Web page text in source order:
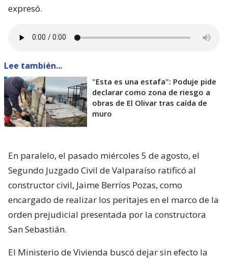
expresó.
Lee también...
"Esta es una estafa": Poduje pide
declarar como zona de riesgo a
obras de El Olivar tras caída de
muro
En paralelo, el pasado miércoles 5 de agosto, el
Segundo Juzgado Civil de Valparaíso ratificó al
constructor civil, Jaime Berríos Pozas, como
encargado de realizar los peritajes en el marco de la
orden prejudicial presentada por la constructora
San Sebastián.
El Ministerio de Vivienda buscó dejar sin efecto la